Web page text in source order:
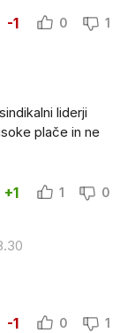
-1 0 1
liderji
plače in ne
+1 1 0
-1 0 1